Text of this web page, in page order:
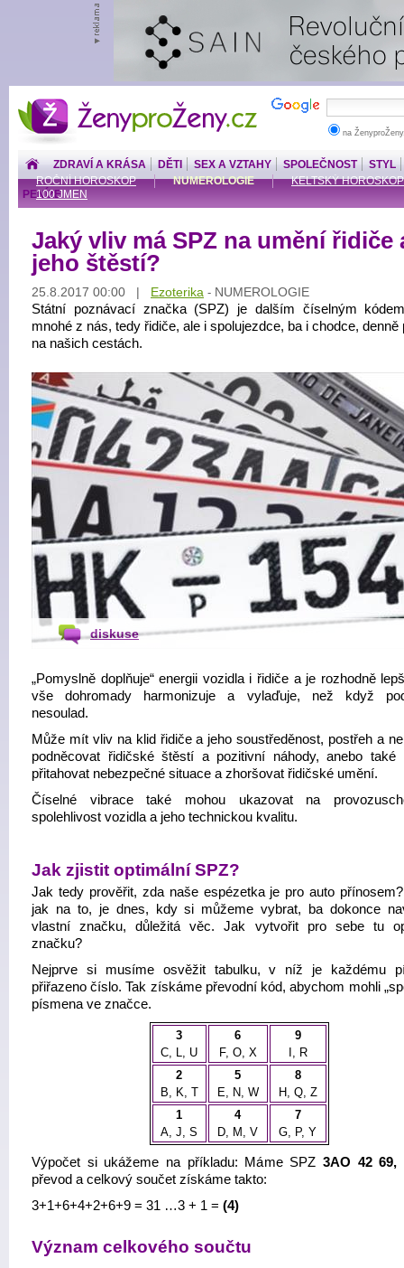
ŽenyproŽeny.cz
na
ZDRAVÍ A KRÁSA DĚTI SEX A VZTAHY SPOLEČNOST
STYL
ROČNÍ HOROSKOP
NUMEROLOGIE
KELTSKÝ HOROSKOP
100 JMEN
PENÍZE
Jaký vliv má SPZ na umění řidiče
jeho štěstí?
25.8.2017 00:00 | Ezoterika - NUMEROLOGIE
Státní poznávací značka (SPZ) je dalším číselným
mnohé z nás, tedy řidiče, ale i spolujezdce, ba i chodce, denně
na našich cestách.
diskuse
„Pomyslně doplňuje“ energii vozidla i řidiče a je rozhodně
vše dohromady harmonizuje a vylaďuje, než když
nesoulad.
Může mít vliv na klid řidiče a jeho soustředěnost, postřeh a
podněcovat řidičské štěstí a pozitivní náhody, anebo také
přitahovat nebezpečné situace a zhoršovat řidičské umění.
Číselné vibrace také mohou ukazovat na
spolehlivost vozidla a jeho technickou kvalitu.
Jak zjistit optimální SPZ?
Jak tedy prověřit, zda naše espézetka je pro auto
jak na to, je dnes, kdy si můžeme vybrat, ba dokonce
vlastní značku, důležitá věc. Jak vytvořit pro sebe tu
značku?
Nejprve si musíme osvěžit tabulku, v níž je každému
přiřazeno číslo. Tak získáme převodní kód, abychom mohli
písmena ve značce.
3
C, L, U
6
F, O, X
9
I, R
2
B, K, T
5
E, N, W
8
H, Q, Z
1
A, J, S
4
D, M, V
7
G, P, Y
Výpočet si ukážeme na příkladu: Máme SPZ 3AO 42 69,
převod a celkový součet získáme takto:
3+1+6+4+2+6+9 = 31 …3 + 1 = (4)
Význam celkového součtu